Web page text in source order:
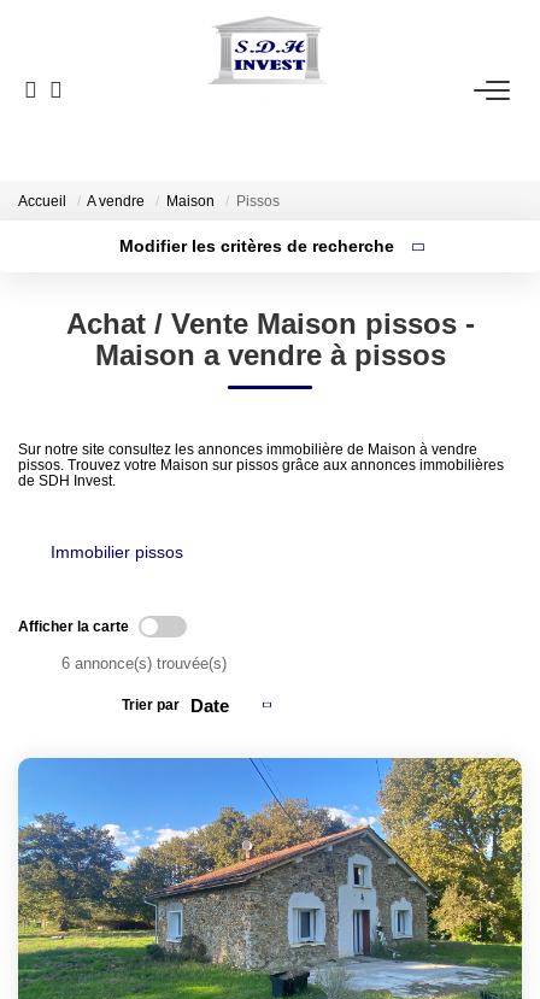
ACCUEIL
NOTRE AGENCE
NOS OUTILS
EN
Accueil A vendre Maison Pissos
Modifier les critères de recherche
Surface min
Achat / Vente Maison pissos -
Maison a vendre à pissos
Sur notre site consultez les annonces immobilière de Maison à vendre
pissos. Trouvez votre Maison sur pissos grâce aux annonces immobilières
de SDH Invest.
Immobilier pissos
Afficher la carte
6 annonce(s) trouvée(s)
Trier par